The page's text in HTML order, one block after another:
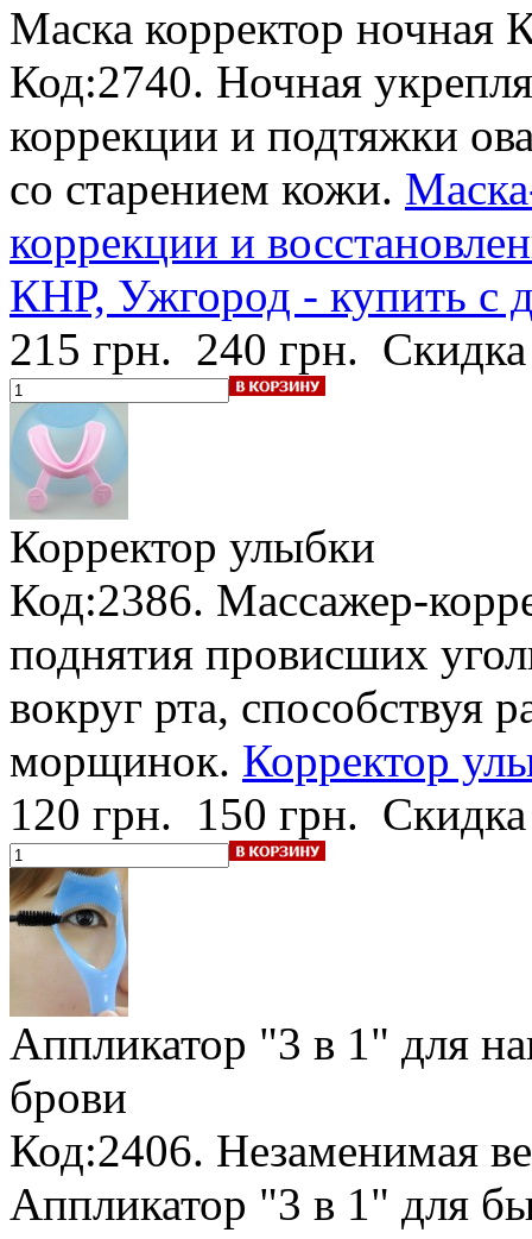
Маска корректор ночная
Код:2740. Ночная
коррекции и подтяжки
со старением кожи.
коррекции и
КНР, Ужгород - купить с
215 грн. 240 грн.
Корректор улыбки
Код:2386. Массажер-
поднятия провисших
вокруг рта, способствуя
морщинок. Корректор
120 грн. 150 грн.
Аппликатор "3 в 1" для
брови
Код:2406. Незаменимая
Аппликатор "3 в 1" для